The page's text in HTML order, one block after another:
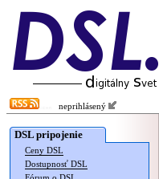
neprihlásený
DSL pripojenie
Ceny DSL
Dostupnosť DSL